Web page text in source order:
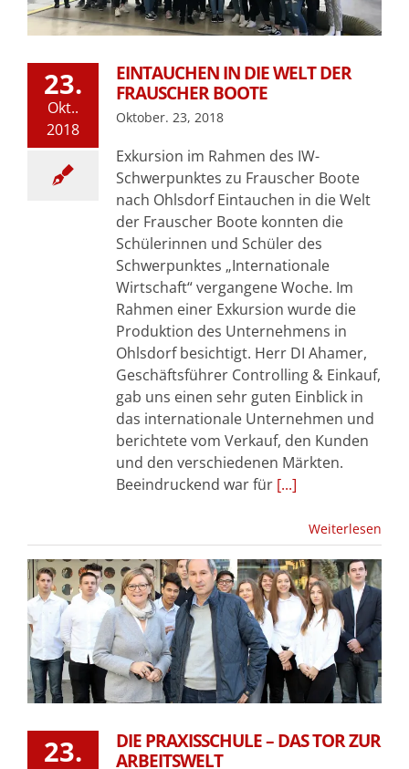
23.
Okt..
2018
EINTAUCHEN IN DIE WELT DER
FRAUSCHER BOOTE
Oktober. 23, 2018
Exkursion im Rahmen des IW-
Schwerpunktes zu Frauscher Boote
nach Ohlsdorf Eintauchen in die Welt
der Frauscher Boote konnten die
Schülerinnen und Schüler des
Schwerpunktes „Internationale
Wirtschaft“ vergangene Woche. Im
Rahmen einer Exkursion wurde die
Produktion des Unternehmens in
Ohlsdorf besichtigt. Herr DI Ahamer,
Geschäftsführer Controlling & Einkauf,
gab uns einen sehr guten Einblick in
das internationale Unternehmen und
berichtete vom Verkauf, den Kunden
und den verschiedenen Märkten.
Beeindruckend war für [...]
Weiterlesen
23.
DIE PRAXISSCHULE – DAS TOR ZUR
ARBEITSWELT